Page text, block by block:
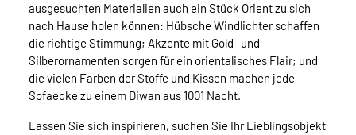
ausgesuchten Materialien auch ein Stück Orient zu sich
nach Hause holen können: Hübsche Windlichter schaffen
die richtige Stimmung; Akzente mit Gold- und
Silberornamenten sorgen für ein orientalisches Flair; und
die vielen Farben der Stoffe und Kissen machen jede
Sofaecke zu einem Diwan aus 1001 Nacht.
Lassen Sie sich inspirieren, suchen Sie Ihr Lieblingsobjekt